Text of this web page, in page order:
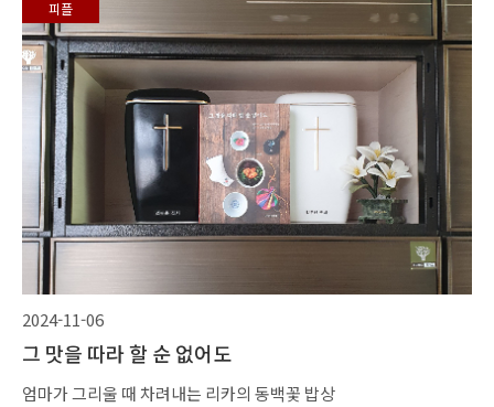
피플
2024-11-06
그 맛을 따라 할 순 없어도
엄마가 그리울 때 차려내는 리카의 동백꽃 밥상